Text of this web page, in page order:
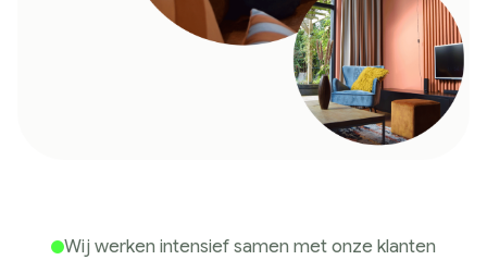
Wij werken intensief samen met onze klanten